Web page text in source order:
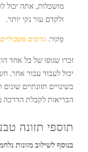
מושכלות, אתה יכול
ולקדם עור נקי יותר.
מָקוֹר: גורמים
זכרו שגופו של כל אחד
יכול לעבוד עבור אחר.
בשינויים תזונתיים
הבריאות לקבלת
תוספי תזונה
בנוסף לשילוב מזונות